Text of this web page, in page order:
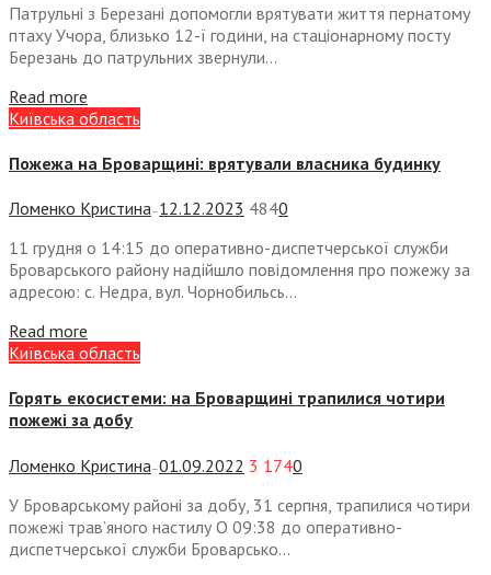
Патрульні з Березані допомогли врятувати життя пернатому
птаху Учора, близько 12-ї години, на стаціонарному посту
Березань до патрульних звернули...
Read more
Київська область
Пожежа на Броварщині: врятували власника будинку
Ломенко Кристина— 12.12.2023 4840
11 грудня о 14:15 до оперативно-диспетчерської служби
Броварського району надійшло повідомлення про пожежу за
адресою: с. Недра, вул. Чорнобильсь...
Read more
Київська область
Горять екосистеми: на Броварщині трапилися чотири
пожежі за добу
Ломенко Кристина —01.09.2022 3 1740
У Броварському районі за добу, 31 серпня, трапилися чотири
пожежі трав’яного настилу О 09:38 до оперативно-
диспетчерської служби Броварсько...